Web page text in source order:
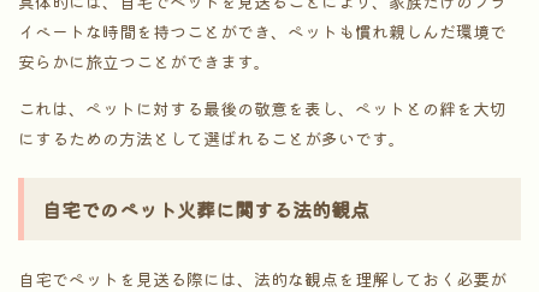
イベートな時間を持つことができ、ペットも慣れ親しんだ環境で
安らかに旅立つことができます。
これは、ペットに対する最後の敬意を表し、ペットとの絆を大切
にするための方法として選ばれることが多いです。
自宅でのペット火葬に関する法的観点
自宅でペットを見送る際には、法的な観点を理解しておく必要が